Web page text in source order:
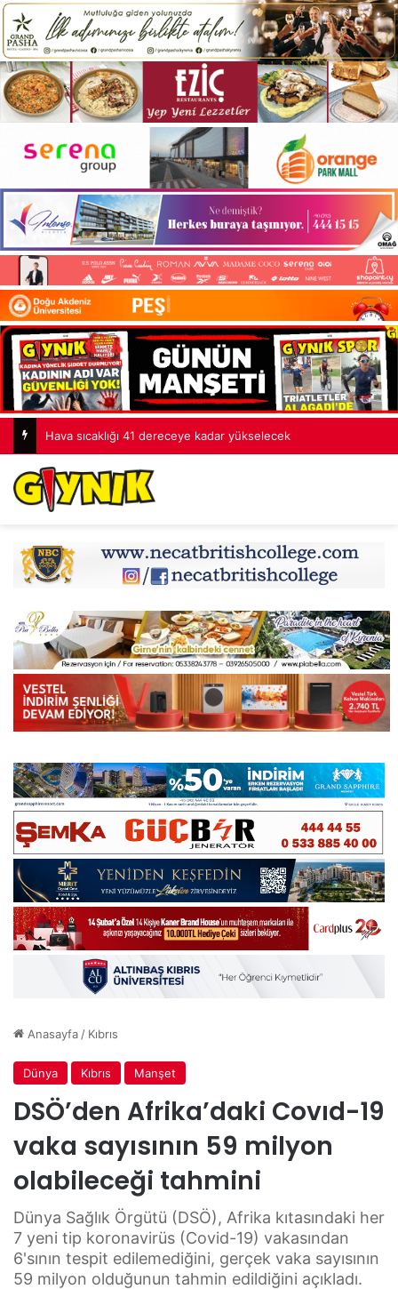
Hava sıcaklığı 41 dereceye kadar yükselecek
Anasayfa / Kıbrıs
Dünya Kıbrıs Manşet
DSÖ’den Afrika’daki Covıd-19
vaka sayısının 59 milyon
olabileceği tahmini
Dünya Sağlık Örgütü (DSÖ), Afrika kıtasındaki her
7 yeni tip koronavirüs (Covid-19) vakasından
6'sının tespit edilemediğini, gerçek vaka sayısının
59 milyon olduğunun tahmin edildiğini açıkladı.